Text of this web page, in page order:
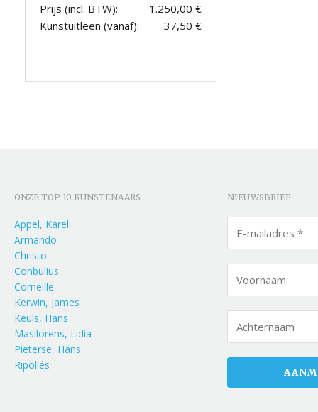
Prijs (incl. BTW):
1.250,00 €
Kunstuitleen (vanaf):
37,50 €
ONZE TOP 10 KUNSTENAARS
Appel, Karel
Armando
Christo
Conbulius
Corneille
Kerwin, James
Keuls, Hans
Masllorens, Lidia
Pieterse, Hans
Ripollés
NIEUWSBRIEF